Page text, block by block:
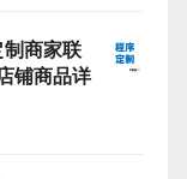
商家联
铺商品详